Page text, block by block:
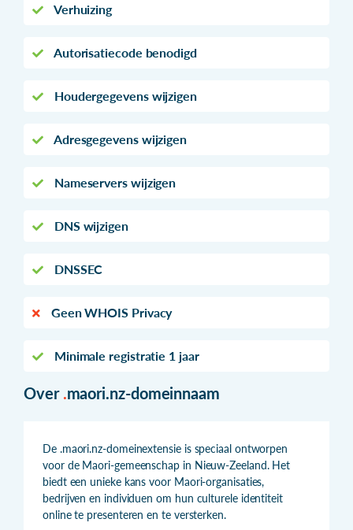
Verhuizing
Autorisatiecode benodigd
Houdergegevens wijzigen
Adresgegevens wijzigen
Nameservers wijzigen
DNS wijzigen
DNSSEC
Geen WHOIS Privacy
Minimale registratie 1 jaar
Over .maori.nz-domeinnaam
De .maori.nz-domeinextensie is speciaal ontworpen
voor de Maori-gemeenschap in Nieuw-Zeeland. Het
biedt een unieke kans voor Maori-organisaties,
bedrijven en individuen om hun culturele identiteit
online te presenteren en te versterken.